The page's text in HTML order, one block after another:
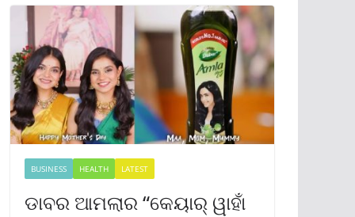
BUSINESS HEALTH LATEST
ଡାବର ଆମଲାର “କେୟାର୍ ୱାହାଁ